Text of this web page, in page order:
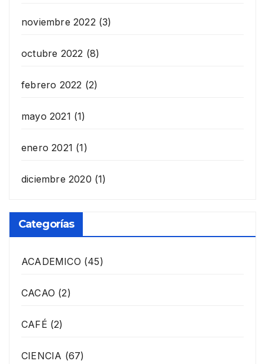
noviembre 2022 (3)
octubre 2022 (8)
febrero 2022 (2)
mayo 2021 (1)
enero 2021 (1)
diciembre 2020 (1)
Categorías
ACADEMICO (45)
CACAO (2)
CAFÉ (2)
CIENCIA (67)